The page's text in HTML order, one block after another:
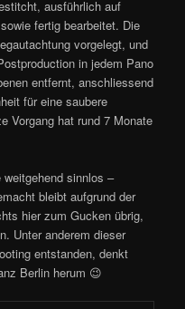
ausführlich auf
fertig bearbeitet. Die
vorgelegt, und
in jedem Pano
entfernt, anschliessend
für eine saubere
Vorgang hat rund 7 Monate
weitgehend sinnlos –
bleibt aufgrund der
hier zum Gucken übrig,
Unter anderem dieser
entstanden, denkt
Berlin herum 😉